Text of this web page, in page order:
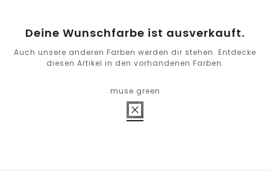
Deine Wunschfarbe ist ausverkauft.
Auch unsere anderen Farben werden dir stehen. Entdecke
diesen Artikel in den vorhandenen Farben.
muse green